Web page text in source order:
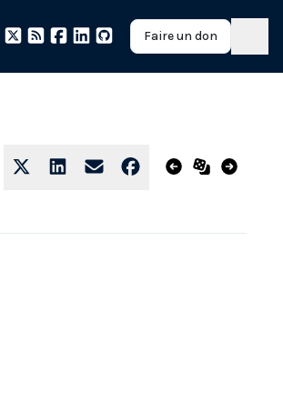
Faire un don